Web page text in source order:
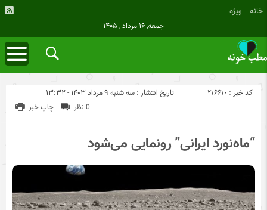
خانه ویژه
جمعه, ۱۶ مرداد , ۱۴۰۵
تاریخ انتشار : سه شنبه ۹ مرداد ۱۴۰۳ - ۱۳:۳۲ کد خبر : 216610
چاپ خبر 0 نظر
“ماه‌نورد ایرانی” رو‌نمایی می‌شود